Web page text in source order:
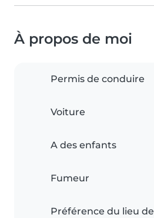
À propos de moi
Permis de conduire
Voiture
A des enfants
Fumeur
Préférence du lieu de